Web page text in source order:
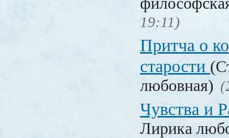
19:11)
Притча о
старости
любовная)
Чувства и
Лирика